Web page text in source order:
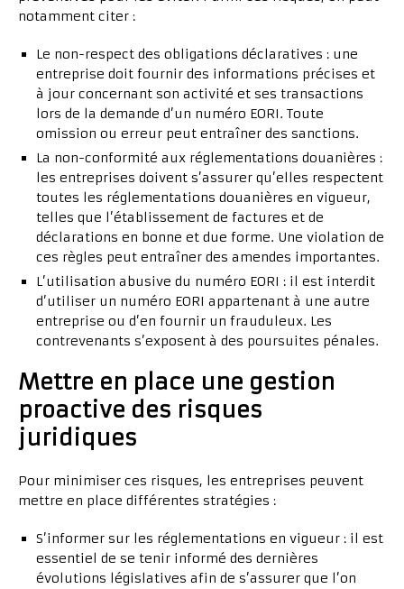
notamment citer :
Le non-respect des obligations déclaratives : une
entreprise doit fournir des informations précises et
à jour concernant son activité et ses transactions
lors de la demande d’un numéro EORI. Toute
omission ou erreur peut entraîner des sanctions.
La non-conformité aux réglementations douanières :
les entreprises doivent s’assurer qu’elles respectent
toutes les réglementations douanières en vigueur,
telles que l’établissement de factures et de
déclarations en bonne et due forme. Une violation de
ces règles peut entraîner des amendes importantes.
L’utilisation abusive du numéro EORI : il est interdit
d’utiliser un numéro EORI appartenant à une autre
entreprise ou d’en fournir un frauduleux. Les
contrevenants s’exposent à des poursuites pénales.
Mettre en place une gestion
proactive des risques
juridiques
Pour minimiser ces risques, les entreprises peuvent
mettre en place différentes stratégies :
S’informer sur les réglementations en vigueur : il est
essentiel de se tenir informé des dernières
évolutions législatives afin de s’assurer que l’on